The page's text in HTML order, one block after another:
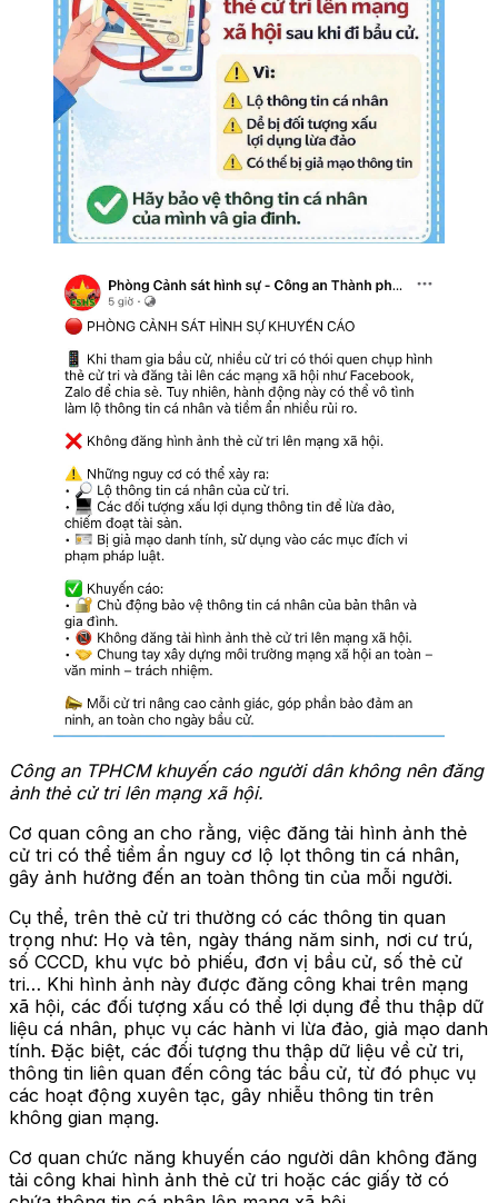
Công an TPHCM khuyến cáo người dân không nên đăng
ảnh thẻ cử tri lên mạng xã hội.
Cơ quan công an cho rằng, việc đăng tải hình ảnh thẻ
cử tri có thể tiềm ẩn nguy cơ lộ lọt thông tin cá nhân,
gây ảnh hưởng đến an toàn thông tin của mỗi người.
Cụ thể, trên thẻ cử tri thường có các thông tin quan
trọng như: Họ và tên, ngày tháng năm sinh, nơi cư trú,
số CCCD, khu vực bỏ phiếu, đơn vị bầu cử, số thẻ cử
tri… Khi hình ảnh này được đăng công khai trên mạng
xã hội, các đối tượng xấu có thể lợi dụng để thu thập dữ
liệu cá nhân, phục vụ các hành vi lừa đảo, giả mạo danh
tính. Đặc biệt, các đối tượng thu thập dữ liệu về cử tri,
thông tin liên quan đến công tác bầu cử, từ đó phục vụ
các hoạt động xuyên tạc, gây nhiễu thông tin trên
không gian mạng.
Cơ quan chức năng khuyến cáo người dân không đăng
tải công khai hình ảnh thẻ cử tri hoặc các giấy tờ có